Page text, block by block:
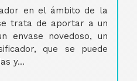
en el ámbito de la
trata de aportar a un
envase novedoso, un
que se puede
y...